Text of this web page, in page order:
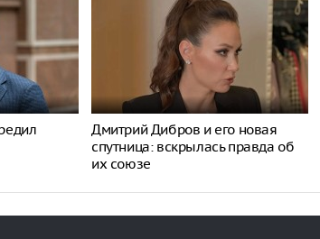
Дмитрий Дибров и его новая
спутница: вскрылась правда об
их союзе